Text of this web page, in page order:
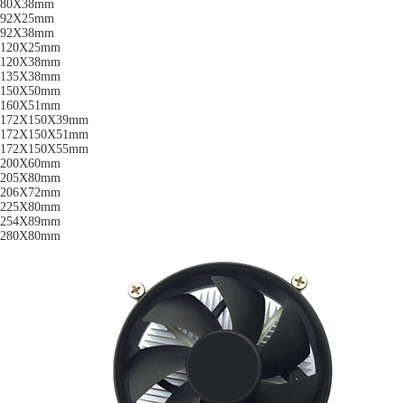
80X38mm
92X25mm
92X38mm
120X25mm
120X38mm
135X38mm
150X50mm
160X51mm
172X150X39mm
172X150X51mm
172X150X55mm
200X60mm
205X80mm
206X72mm
225X80mm
254X89mm
280X80mm